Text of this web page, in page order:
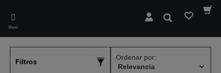
main
content
Menú
Buscar
Filtros
Ordenar por: